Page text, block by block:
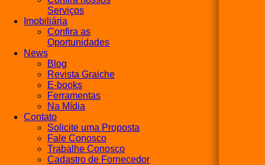
Serviços
Imobiliária
Confira as
Oportunidades
News
Blog
Revista Graiche
E-books
Ferramentas
Na Mídia
Contato
Solicite uma Proposta
Fale Conosco
Trabalhe Conosco
Cadastro de Fornecedor